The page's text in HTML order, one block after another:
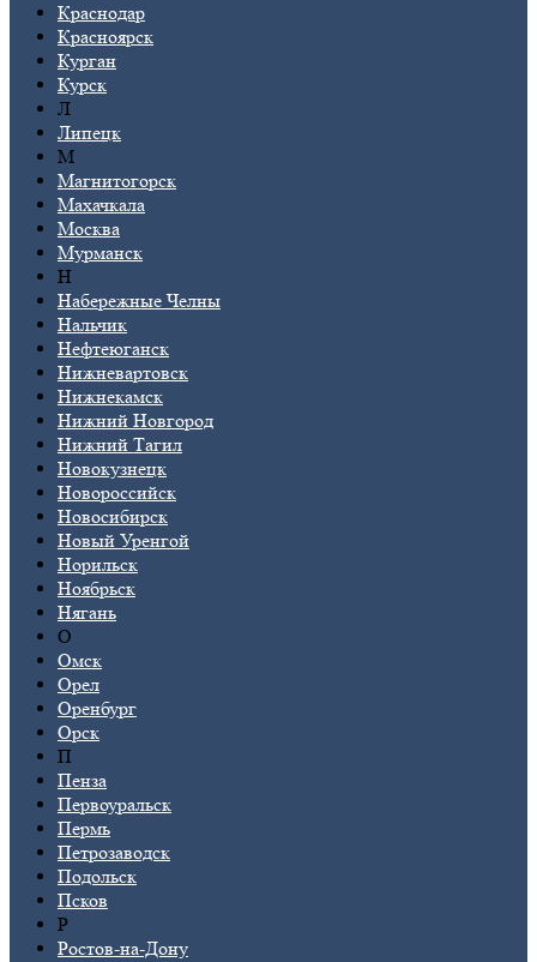
Краснодар
Красноярск
Курган
Курск
Л
Липецк
М
Магнитогорск
Махачкала
Москва
Мурманск
Н
Набережные Челны
Нальчик
Нефтеюганск
Нижневартовск
Нижнекамск
Нижний Новгород
Нижний Тагил
Новокузнецк
Новороссийск
Новосибирск
Новый Уренгой
Норильск
Ноябрьск
Нягань
О
Омск
Орел
Оренбург
Орск
П
Пенза
Первоуральск
Пермь
Петрозаводск
Подольск
Псков
Р
Ростов-на-Дону